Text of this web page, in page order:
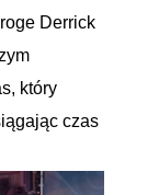
Derrick
który
czas